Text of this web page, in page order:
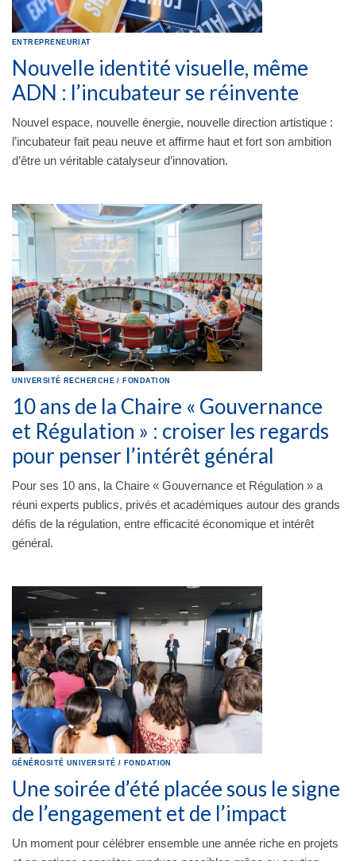
ENTREPRENEURIAT
Nouvelle identité visuelle, même
ADN : l’incubateur se réinvente
Nouvel espace, nouvelle énergie, nouvelle direction artistique :
l’incubateur fait peau neuve et affirme haut et fort son ambition
d’être un véritable catalyseur d’innovation.
UNIVERSITÉ RECHERCHE / FONDATION
10 ans de la Chaire « Gouvernance
et Régulation » : croiser les regards
pour penser l’intérêt général
Pour ses 10 ans, la Chaire « Gouvernance et Régulation » a
réuni experts publics, privés et académiques autour des grands
défis de la régulation, entre efficacité économique et intérêt
général.
GÉNÉROSITÉ UNIVERSITÉ / FONDATION
Une soirée d’été placée sous le signe
de l’engagement et de l’impact
Un moment pour célébrer ensemble une année riche en projets